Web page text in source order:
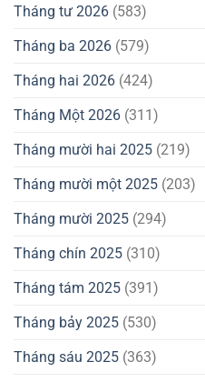
Tháng tư 2026 (583)
Tháng ba 2026 (579)
Tháng hai 2026 (424)
Tháng Một 2026 (311)
Tháng mười hai 2025 (219)
Tháng mười một 2025 (203)
Tháng mười 2025 (294)
Tháng chín 2025 (310)
Tháng tám 2025 (391)
Tháng bảy 2025 (530)
Tháng sáu 2025 (363)